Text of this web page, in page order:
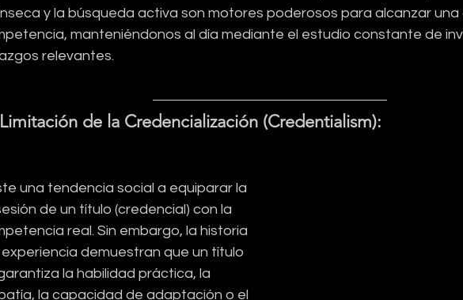
y la búsqueda activa son motores poderosos para alcanzar
manteniéndonos al día mediante el estudio constante de
relevantes.
de la Credencialización (Credentialism):
una tendencia social a equiparar la
de un título (credencial) con la
real. Sin embargo, la historia
experiencia demuestran que un título
la habilidad práctica, la
la capacidad de adaptación o el